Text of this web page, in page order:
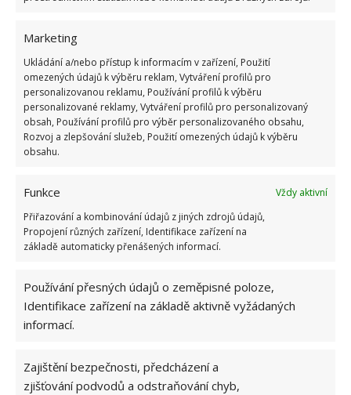
Marketing
Ukládání a/nebo přístup k informacím v zařízení, Použití
omezených údajů k výběru reklam, Vytváření profilů pro
personalizovanou reklamu, Používání profilů k výběru
personalizované reklamy, Vytváření profilů pro personalizovaný
obsah, Používání profilů pro výběr personalizovaného obsahu,
Rozvoj a zlepšování služeb, Použití omezených údajů k výběru
obsahu.
Funkce
Vždy aktivní
Přiřazování a kombinování údajů z jiných zdrojů údajů,
Propojení různých zařízení, Identifikace zařízení na
základě automaticky přenášených informací.
Používání přesných údajů o zeměpisné poloze,
Identifikace zařízení na základě aktivně vyžádaných
informací.
Zajištění bezpečnosti, předcházení a
zjišťování podvodů a odstraňování chyb,
Na druhém mezaninu se poté nachází další ložnice,